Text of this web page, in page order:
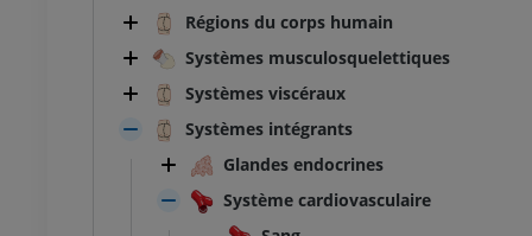
Régions du corps humain
Systèmes musculosquelettiques
Systèmes viscéraux
Systèmes intégrants
Glandes endocrines
Système cardiovasculaire